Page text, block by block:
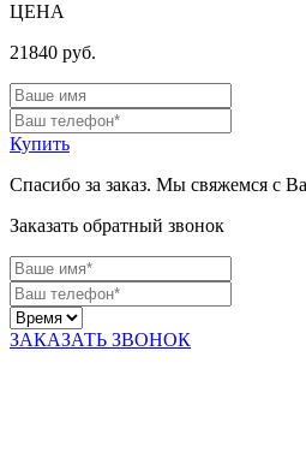
ЦЕНА
21840 руб.
Купить
Спасибо за заказ. Мы свяжемся с
Заказать обратный звонок
ЗАКАЗАТЬ ЗВОНОК